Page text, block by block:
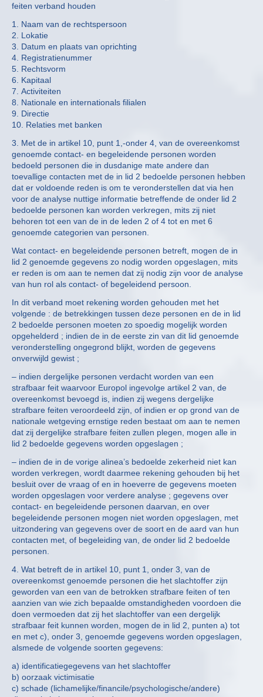
feiten verband houden
1. Naam van de rechtspersoon
2. Lokatie
3. Datum en plaats van oprichting
4. Registratienummer
5. Rechtsvorm
6. Kapitaal
7. Activiteiten
8. Nationale en internationals filialen
9. Directie
10. Relaties met banken
3. Met de in artikel 10, punt 1,-onder 4, van de overeenkomst
genoemde contact- en begeleidende personen worden
bedoeld personen die in dusdanige mate andere dan
toevallige contacten met de in lid 2 bedoelde personen hebben
dat er voldoende reden is om te veronderstellen dat via hen
voor de analyse nuttige informatie betreffende de onder lid 2
bedoelde personen kan worden verkregen, mits zij niet
behoren tot een van de in de leden 2 of 4 tot en met 6
genoemde categorien van personen.
Wat contact- en begeleidende personen betreft, mogen de in
lid 2 genoemde gegevens zo nodig worden opgeslagen, mits
er reden is om aan te nemen dat zij nodig zijn voor de analyse
van hun rol als contact- of begeleidend persoon.
In dit verband moet rekening worden gehouden met het
volgende : de betrekkingen tussen deze personen en de in lid
2 bedoelde personen moeten zo spoedig mogelijk worden
opgehelderd ; indien de in de eerste zin van dit lid genoemde
veronderstelling ongegrond blijkt, worden de gegevens
onverwijld gewist ;
– indien dergelijke personen verdacht worden van een
strafbaar feit waarvoor Europol ingevolge artikel 2 van, de
overeenkomst bevoegd is, indien zij wegens dergelijke
strafbare feiten veroordeeld zijn, of indien er op grond van de
nationale wetgeving ernstige reden bestaat om aan te nemen
dat zij dergelijke strafbare feiten zullen plegen, mogen alle in
lid 2 bedoelde gegevens worden opgeslagen ;
– indien de in de vorige alinea’s bedoelde zekerheid niet kan
worden verkregen, wordt daarmee rekening gehouden bij het
besluit over de vraag of en in hoeverre de gegevens moeten
worden opgeslagen voor verdere analyse ; gegevens over
contact- en begeleidende personen daarvan, en over
begeleidende personen mogen niet worden opgeslagen, met
uitzondering van gegevens over de soort en de aard van hun
contacten met, of begeleiding van, de onder lid 2 bedoelde
personen.
4. Wat betreft de in artikel 10, punt 1, onder 3, van de
overeenkomst genoemde personen die het slachtoffer zijn
geworden van een van de betrokken strafbare feiten of ten
aanzien van wie zich bepaalde omstandigheden voordoen die
doen vermoeden dat zij het slachtoffer van een dergelijk
strafbaar feit kunnen worden, mogen de in lid 2, punten a) tot
en met c), onder 3, genoemde gegevens worden opgeslagen,
alsmede de volgende soorten gegevens:
a) identificatiegegevens van het slachtoffer
b) oorzaak victimisatie
c) schade (lichamelijke/financile/psychologische/andere)